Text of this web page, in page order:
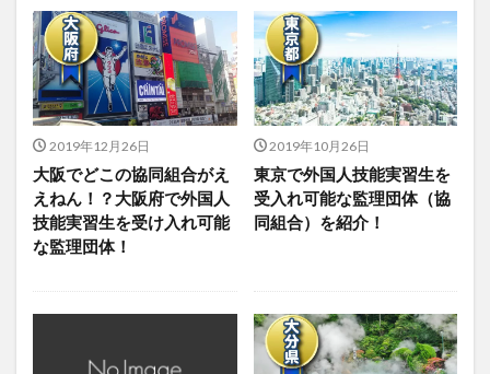
2019年12月26日
大阪でどこの協同組合がえ
えねん！？大阪府で外国人
技能実習生を受け入れ可能
な監理団体！
2019年10月26日
東京で外国人技能実習生を
受入れ可能な監理団体（協
同組合）を紹介！